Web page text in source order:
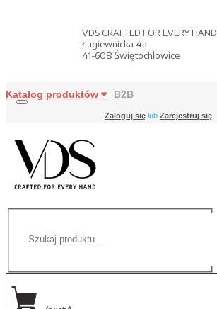
VDS CRAFTED FOR EVERY HAND
Łagiewnicka 4a
41-608 Świętochłowice
Katalog produktów B2B
Zaloguj się lub Zarejestruj się